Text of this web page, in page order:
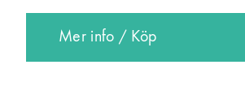
Mer info / Köp